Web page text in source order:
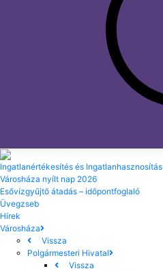
Ingatlanértékesítés és Ingatlanhasznosítás
Városháza nyílt nap 2026
Esővízgyűjtő átadás – időpontfoglaló
Üvegzseb
Hírek
Városháza
Vissza
Polgármesteri Hivatal
Vissza